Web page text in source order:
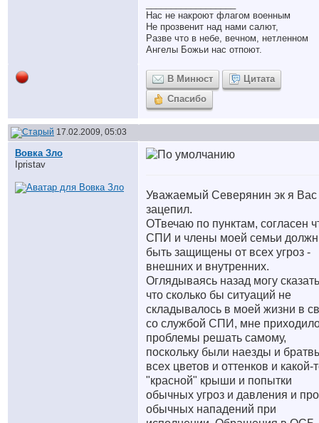
Нас не накроют флагом военным
Не прозвенит над нами салют,
Разве что в небе, вечном, нетленном
Ангелы Божьи нас отпоют.
В Минюст
Цитата
Спасибо
17.02.2009, 05:03
Вовка Зло
Ipristav
Уважаемый Северянин эк я Вас
зацепил.
ОТвечаю по пунктам, согласен
СПИ и члены моей семьи
быть защищены от всех угроз -
внешних и внутренних.
Оглядываясь назад могу
что сколько бы ситуаций не
складывалось в моей жизни в
со службой СПИ, мне
проблемы решать самому,
поскольку были наезды и
всех цветов и оттенков и какой-
"красной" крыши и попытки
обычных угроз и давления и
обычных нападений при